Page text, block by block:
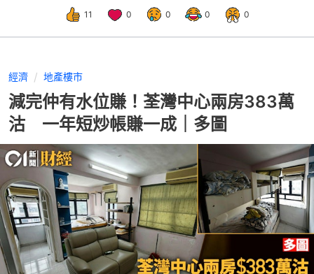
11 0 0 0 0
經濟 地產樓市
減完仲有水位賺！荃灣中心兩房383萬
沽 一年短炒帳賺一成｜多圖